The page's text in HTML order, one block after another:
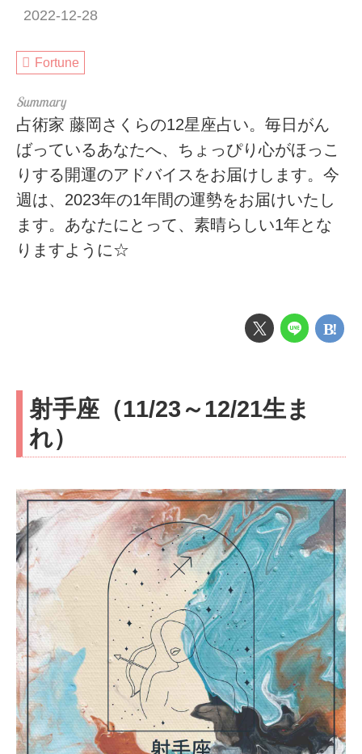
2022-12-28
Fortune
占術家 藤岡さくらの12星座占い。毎日がん
ばっているあなたへ、ちょっぴり心がほっこ
りする開運のアドバイスをお届けします。今
週は、2023年の1年間の運勢をお届けいたし
ます。あなたにとって、素晴らしい1年とな
りますように☆
射手座（11/23～12/21生ま
れ）